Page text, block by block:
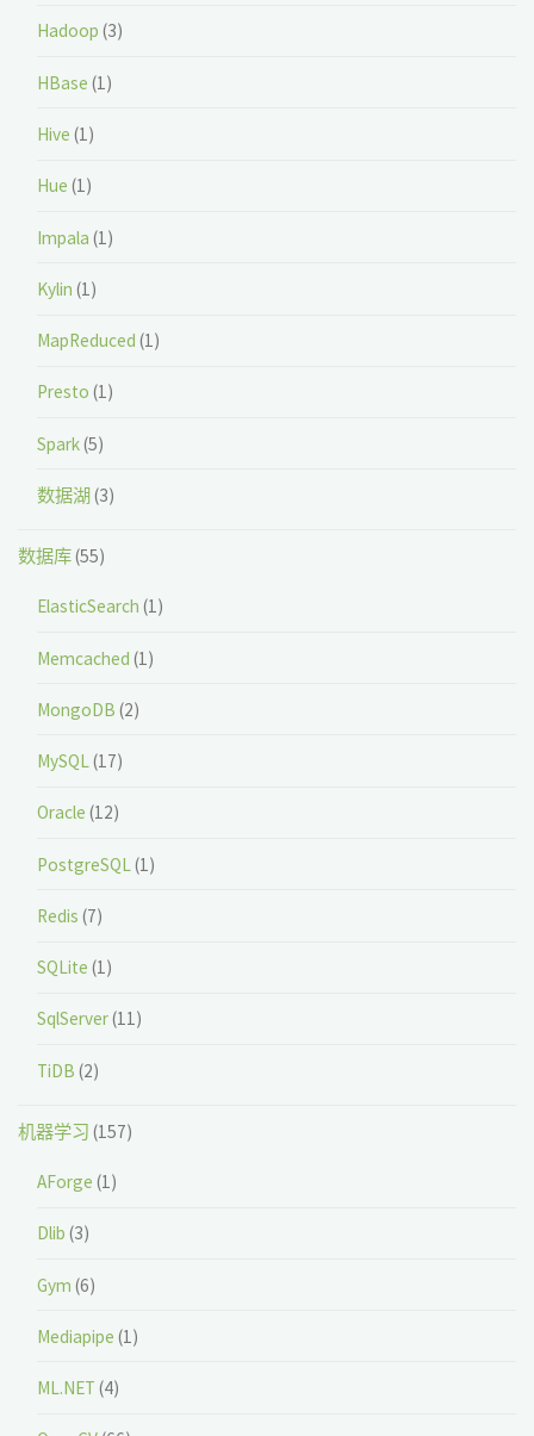
Hadoop (3)
HBase (1)
Hive (1)
Hue (1)
Impala (1)
Kylin (1)
MapReduced (1)
Presto (1)
Spark(5)
数据湖(3)
数据库(55)
ElasticSearch (1)
Memcached (1)
MongoDB (2)
MySQL(17)
Oracle (12)
PostgreSQL (1)
Redis (7)
SQLite (1)
SqlServer(11)
TiDB (2)
机器学习 (157)
AForge (1)
Dlib (3)
Gym (6)
Mediapipe (1)
ML.NET (4)